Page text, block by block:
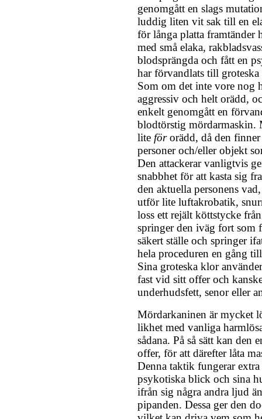
genomgått en slags
luddig liten vit sak till en
för långa platta framtänder
med små elaka,
blodsprängda och fått en
har förvandlats till
Som om det inte vore nog
aggressiv och helt orädd,
enkelt genomgått en
blodtörstig mördarmaskin.
lite förorädd, då den finner
personer och/eller objekt
Den attackerar vanligtvis
snabbhet för att kasta sig
den aktuella personens
utför lite luftakrobatik,
loss ett rejält köttstycke
springer den iväg fort som
säkert ställe och springer
hela proceduren en gång
Sina groteska klor
fast vid sitt offer och
underhudsfett, senor eller
Mördarkaninen är mycket
likhet med vanliga
sådana. På så sätt kan den
offer, för att därefter låta
Denna taktik fungerar
psykotiska blick och sina
ifrån sig några andra ljud
pipanden. Dessa ger den